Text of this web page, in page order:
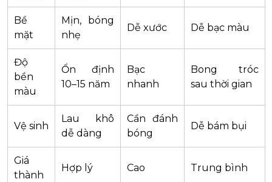
Bề
mặt
Mịn, bóng
nhẹ
Dễ xước Dễ bạc màu
Độ
bền
màu
Ổn định
10–15 năm
Bạc
nhanh
Bong tróc
sau thời gian
Vệ sinh
Lau khô
dễ dàng
Cần đánh
bóng
Dễ bám bụi
Giá
thành
Hợp lý Cao Trung bình